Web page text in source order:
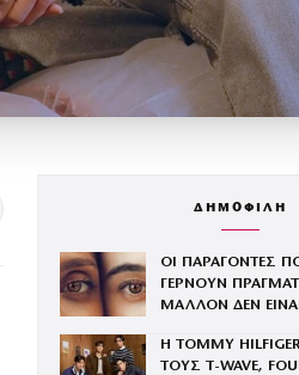
ΔΗΜΟΦΙΛΗ
ΟΙ ΠΑΡΑΓΟΝΤΕΣ
ΓΕΡΝΟΥΝ
ΜΑΛΛΟΝ ΔΕΝ
Η TOMMY
ΤΟΥΣ Τ-WAVE,